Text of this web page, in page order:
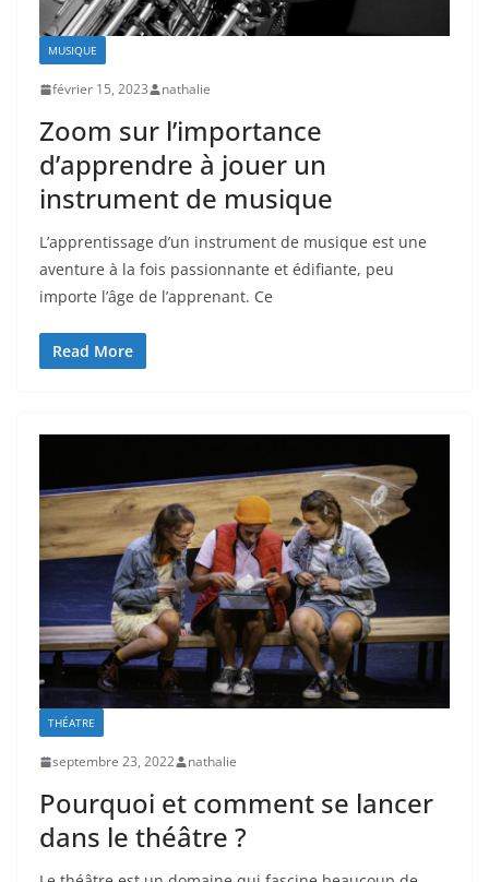
MUSIQUE
février 15, 2023 nathalie
Zoom sur l’importance
d’apprendre à jouer un
instrument de musique
L’apprentissage d’un instrument de musique est une
aventure à la fois passionnante et édifiante, peu
importe l’âge de l’apprenant. Ce
Read More
THÉATRE
septembre 23, 2022 nathalie
Pourquoi et comment se lancer
dans le théâtre ?